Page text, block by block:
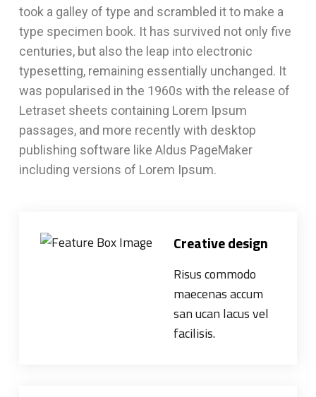
took a galley of type and scrambled it to make a
type specimen book. It has survived not only five
centuries, but also the leap into electronic
typesetting, remaining essentially unchanged. It
was popularised in the 1960s with the release of
Letraset sheets containing Lorem Ipsum
passages, and more recently with desktop
publishing software like Aldus PageMaker
including versions of Lorem Ipsum.
Creative design
Risus commodo
maecenas accum
san ucan lacus vel
facilisis.